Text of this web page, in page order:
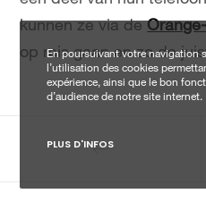
kunnen ze via de
op reis gaan en zo de
En poursuivant votre navigation
l’utilisation des cookies
expérience, ainsi que le bon
d’audience de notre site internet.
PLUS D'INFOS